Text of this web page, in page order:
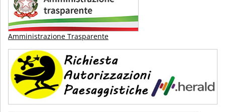
Amministrazione Trasparente